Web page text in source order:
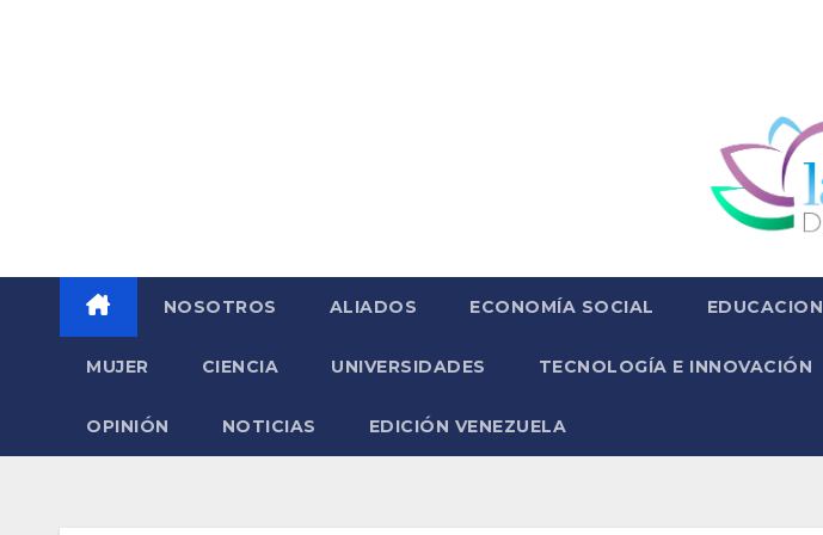
NOSOTROS ALIADOS ECONOMÍA SOCIAL EDUCACION
MUJER CIENCIA UNIVERSIDADES TECNOLOGÍA E INNOVACIÓN
OPINIÓN NOTICIAS EDICIÓN VENEZUELA